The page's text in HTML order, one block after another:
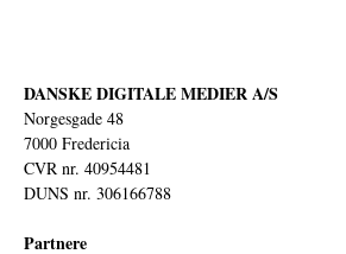
DANSKE DIGITALE MEDIER A/S
Norgesgade 48
7000 Fredericia
CVR nr. 40954481
DUNS nr. 306166788
Partnere